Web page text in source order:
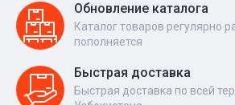
Обновление каталога
Каталог товаров регулярно
пополняется
Быстрая доставка
Быстрая доставка по всей